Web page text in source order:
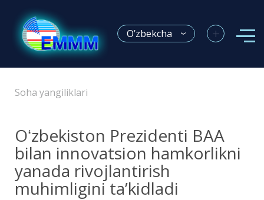
O’zbekcha +
Soha yangiliklari
Oʻzbekiston Prezidenti BAA
bilan innovatsion hamkorlikni
yanada rivojlantirish
muhimligini taʼkidladi